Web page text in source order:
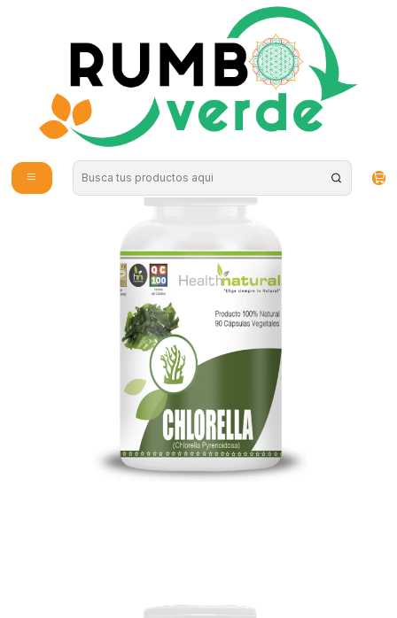
Envío gratis por compras sobre los 59.990 en la provincia de Santiago
Probióticos y Digestión
Chlorella 90 CÁPS. VEGETALES / 500MG Health Natural